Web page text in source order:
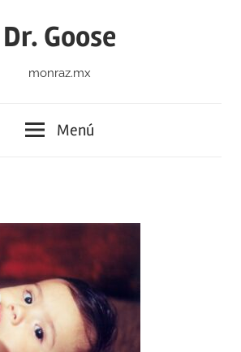
Dr. Goose
monraz.mx
Menú